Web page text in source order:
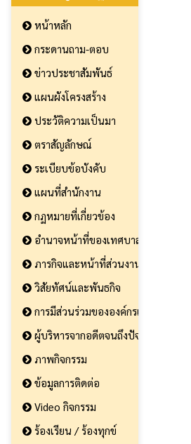
หน้าหลัก
กระดานถาม-ตอบ
ข่าวประชาสัมพันธ์
แผนผังโครงสร้าง
ประวัติความเป็นมา
ตราสัญลักษณ์
ระเบียบข้อบังคับ
แผนที่สำนักงาน
กฏหมายที่เกี่ยวข้อง
อำนาจหน้าที่ของเทศบาล
ภารกิจและหน้าที่ส่วนงาน
วิสัยทัศน์และพันธกิจ
การมีส่วนร่วมขององค์กรและประชาชน
ผู้บริหารจากอดีตจนถึงปัจจุบัน
ภาพกิจกรรม
ข้อมูลการติดต่อ
Video กิจกรรม
ร้องเรียน / ร้องทุกข์